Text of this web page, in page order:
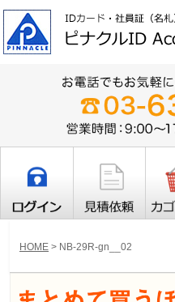
HOME > NB-29R-gn__02